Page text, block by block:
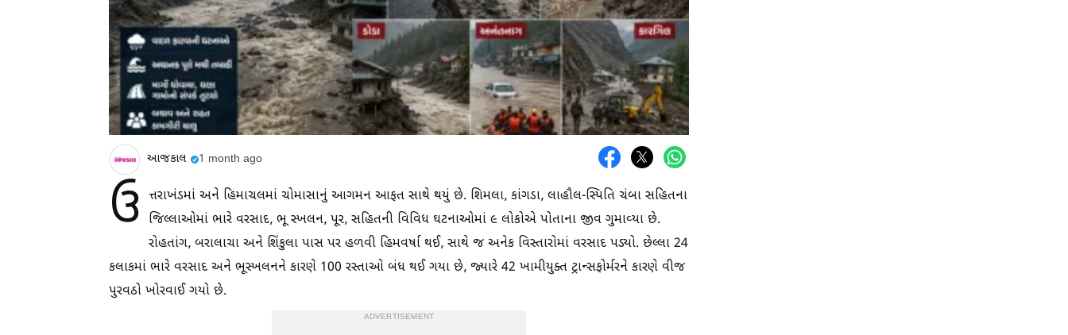
આજકાલ 1 month ago
ઉ ત્તરાખંડમાં અને હિમાચલમાં ચોમાસાનું આગમન આફત સાથે થયું છે. શિમલા, કાંગડા, લાહૌલ-સ્પિતિ ચંબા સહિતના
જિલ્લાઓમાં ભારે વરસાદ, ભૂ સ્ખલન, પૂર, સહિતની વિવિધ ઘટનાઓમાં ૯ લોકોએ પોતાના જીવ ગુમાવ્યા છે.
રોહતાંગ, બરાલાચા અને શિંકુલા પાસ પર હળવી હિમવર્ષા થઈ, સાથે જ અનેક વિસ્તારોમાં વરસાદ પડ્યો. છેલ્લા 24
કલાકમાં ભારે વરસાદ અને ભૂસ્ખલનને કારણે 100 રસ્તાઓ બંધ થઈ ગયા છે, જ્યારે 42 ખામીયુક્ત ટ્રાન્સફોર્મરને કારણે વીજ
પુરવઠો ખોરવાઈ ગયો છે.
ADVERTISEMENT